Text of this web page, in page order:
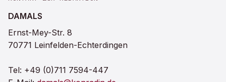
DAMALS
Ernst-Mey-Str. 8
70771 Leinfelden-Echterdingen
Tel: +49 (0)711 7594-447